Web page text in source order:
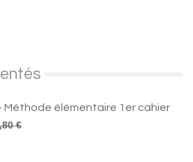
Méthode élémentaire 1er cahier
€